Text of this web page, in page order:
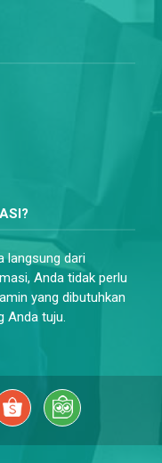
langsung dari
Anda tidak perlu
yang dibutuhkan
Anda tuju.